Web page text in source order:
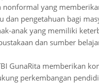
nonformal yang
dan pengetahuan bagi
anak yang memiliki
dan sumber
GunaRita memberikan
perkembangan